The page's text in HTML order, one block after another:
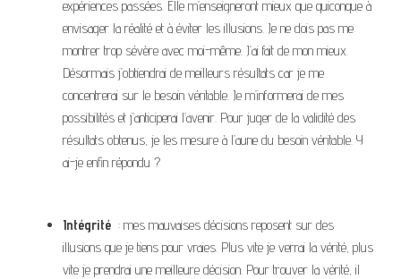
expériences passées. Elle m’enseigneront mieux que quiconque à
envisager la réalité et à éviter les illusions. Je ne dois pas me
montrer trop sévère avec moi-même. J’ai fait de mon mieux.
Désormais j’obtiendrai de meilleurs résultats car je me
concentrerai sur le besoin véritable. Je m’informerai de mes
possibilités et j’anticiperai l’avenir. Pour juger de la validité des
résultats obtenus, je les mesure à l’aune du besoin véritable. Y
ai-je enfin répondu ?
Intégrité : mes mauvaises décisions reposent sur des
illusions que je tiens pour vraies. Plus vite je verrai la vérité, plus
vite je prendrai une meilleure décision. Pour trouver la vérité, il